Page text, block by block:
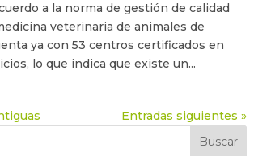
a la norma de gestión de calidad
veterinaria de animales de
ya con 53 centros certificados en
lo que indica que existe un...
Entradas siguientes »